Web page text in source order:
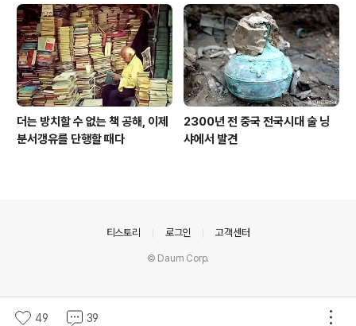
더는 방치할 수 없는 책 공해, 이제
분서갱유를 단행할 때다
2300년 전 중국 전국시대 술 닝
샤에서 발견
49 39
티스토리 로그인 고객센터
© Daum Corp.